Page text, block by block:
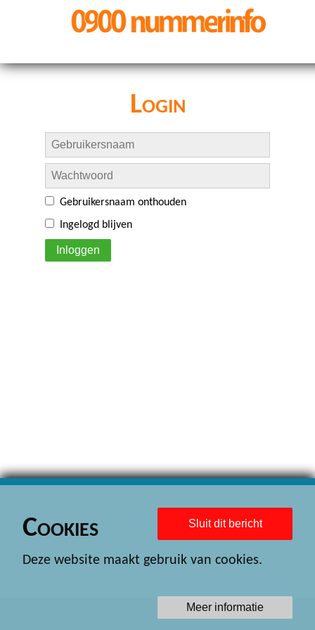
Login
Gebruikersnaam onthouden
Ingelogd blijven
Inloggen
Sluit dit bericht
Cookies
Deze website maakt gebruik van cookies.
Meer informatie